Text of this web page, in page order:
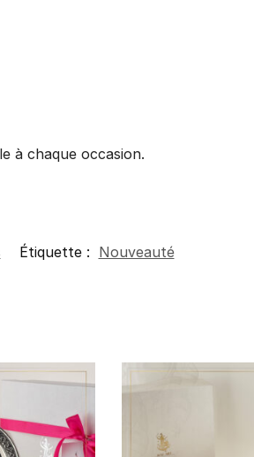
à chaque occasion.
Étiquette : Nouveauté